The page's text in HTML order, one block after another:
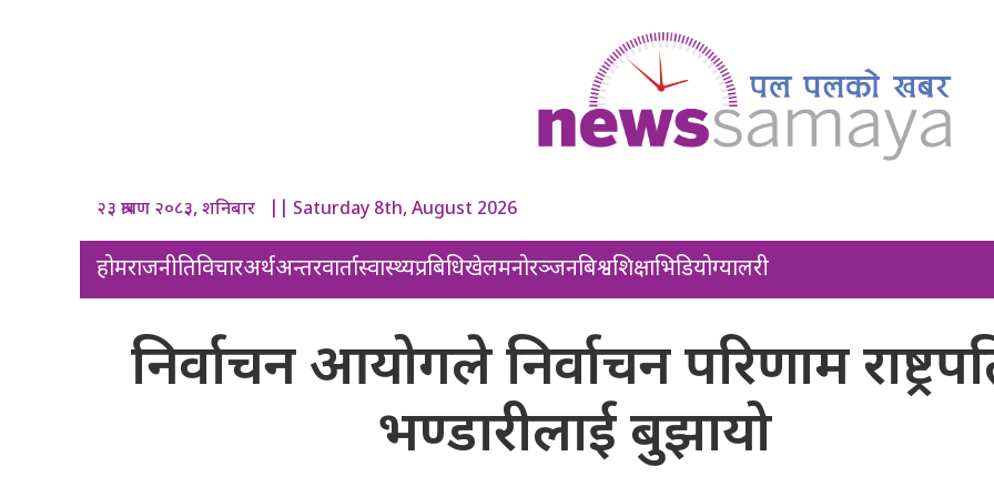
२३ श्रावण २०८३, शनिबार || Saturday 8th, August 2026
होमराजनीतिविचारअर्थअन्तरवार्तास्वास्थ्यप्रबिधिखेलमनोरञ्जनबिश्वशिक्षाभिडियोग्यालरी
निर्वाचन आयोगले निर्वाचन परिणाम
भण्डारीलाई बुझायो